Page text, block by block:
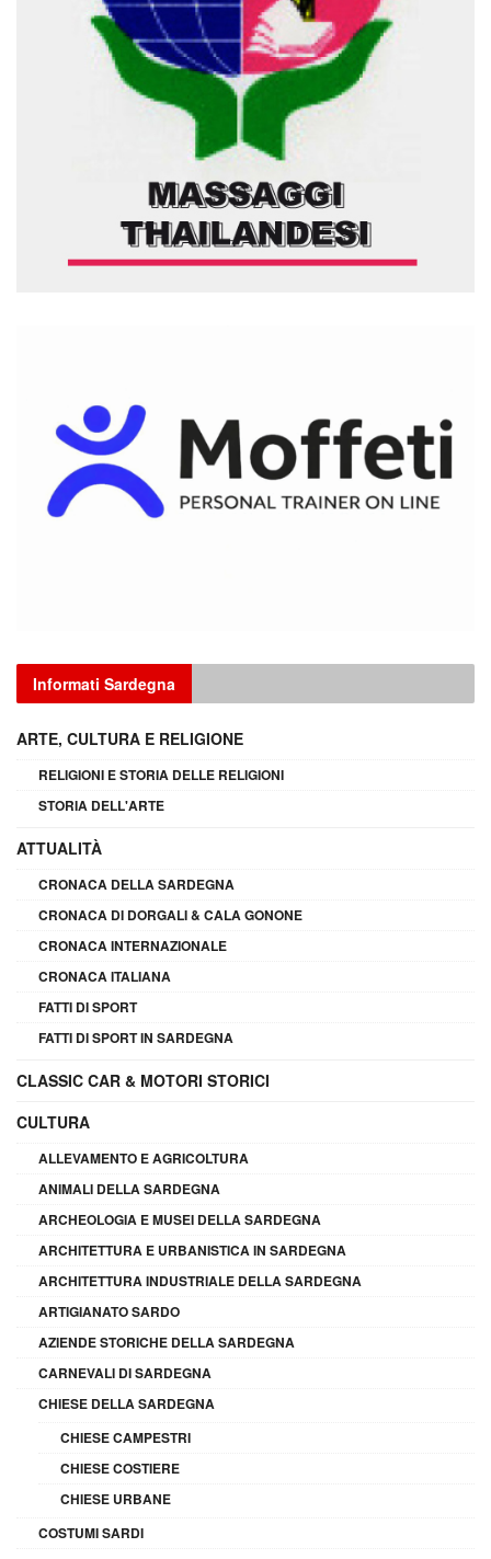
Informati Sardegna
ARTE, CULTURA E RELIGIONE
RELIGIONI E STORIA DELLE RELIGIONI
STORIA DELL'ARTE
ATTUALITÀ
CRONACA DELLA SARDEGNA
CRONACA DI DORGALI & CALA GONONE
CRONACA INTERNAZIONALE
CRONACA ITALIANA
FATTI DI SPORT
FATTI DI SPORT IN SARDEGNA
CLASSIC CAR & MOTORI STORICI
CULTURA
ALLEVAMENTO E AGRICOLTURA
ANIMALI DELLA SARDEGNA
ARCHEOLOGIA E MUSEI DELLA SARDEGNA
ARCHITETTURA E URBANISTICA IN SARDEGNA
ARCHITETTURA INDUSTRIALE DELLA SARDEGNA
ARTIGIANATO SARDO
AZIENDE STORICHE DELLA SARDEGNA
CARNEVALI DI SARDEGNA
CHIESE DELLA SARDEGNA
CHIESE CAMPESTRI
CHIESE COSTIERE
CHIESE URBANE
COSTUMI SARDI